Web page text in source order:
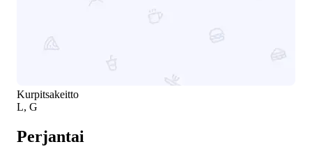
Kurpitsakeitto
L, G
Perjantai